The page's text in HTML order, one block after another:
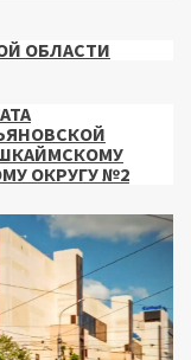
ОБЛАСТИ
ОКРУГУ №2